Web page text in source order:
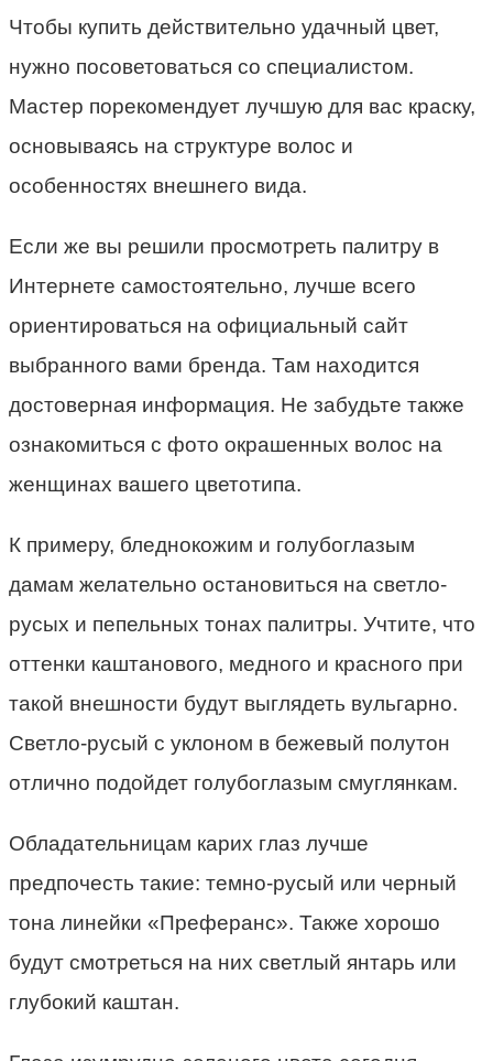
Чтобы купить действительно удачный цвет,
нужно посоветоваться со специалистом.
Мастер порекомендует лучшую для вас краску,
основываясь на структуре волос и
особенностях внешнего вида.
Если же вы решили просмотреть палитру в
Интернете самостоятельно, лучше всего
ориентироваться на официальный сайт
выбранного вами бренда. Там находится
достоверная информация. Не забудьте также
ознакомиться с фото окрашенных волос на
женщинах вашего цветотипа.
К примеру, бледнокожим и голубоглазым
дамам желательно остановиться на светло-
русых и пепельных тонах палитры. Учтите, что
оттенки каштанового, медного и красного при
такой внешности будут выглядеть вульгарно.
Светло-русый с уклоном в бежевый полутон
отлично подойдет голубоглазым смуглянкам.
Обладательницам карих глаз лучше
предпочесть такие: темно-русый или черный
тона линейки «Преферанс». Также хорошо
будут смотреться на них светлый янтарь или
глубокий каштан.